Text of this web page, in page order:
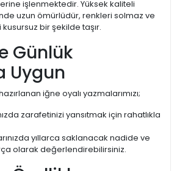
işlenmektedir. Yüksek kaliteli
uzun ömürlüdür, renkleri solmaz ve
bir şekilde taşır.
Günlük
Uygun
iğne oyalı yazmalarımızı;
zarafetinizi yansıtmak için rahatlıkla
yıllarca saklanacak nadide ve
olarak değerlendirebilirsiniz.